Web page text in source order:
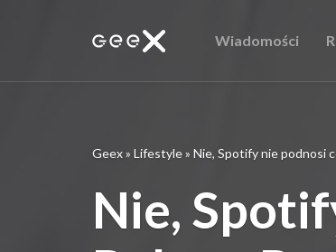
Wiadomości
Geex» Lifestyle» Nie, Spotify nie podnosi
Nie,